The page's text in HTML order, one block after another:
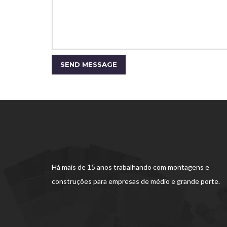
Há mais de 15 anos trabalhando com montagens e
construções para empresas de médio e grande porte.